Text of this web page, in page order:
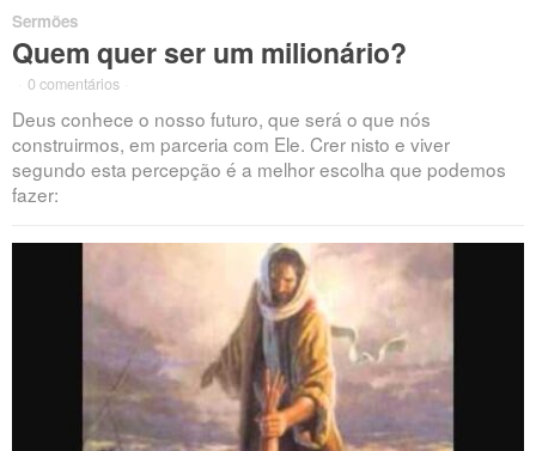
Sermões
Quem quer ser um milionário?
0 comentários
Deus conhece o nosso futuro, que será o que nós
construirmos, em parceria com Ele. Crer nisto e viver
segundo esta percepção é a melhor escolha que podemos
fazer: